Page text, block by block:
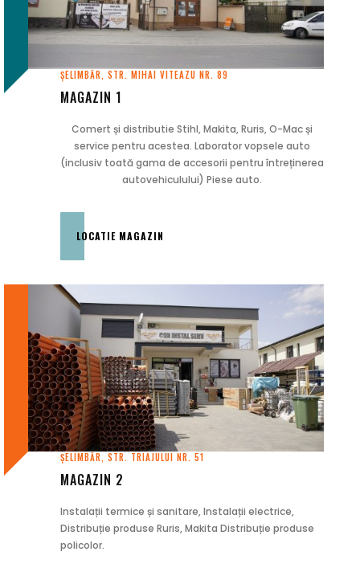
ȘELIMBĂR, STR. MIHAI VITEAZU NR. 89
MAGAZIN 1
Comert și distributie Stihl, Makita, Ruris, O-Mac și
service pentru acestea. Laborator vopsele auto
(inclusiv toată gama de accesorii pentru întreținerea
autovehiculului) Piese auto.
LOCATIE MAGAZIN
ȘELIMBĂR, STR. TRIAJULUI NR. 51
MAGAZIN 2
Instalații termice și sanitare, Instalații electrice,
Distribuție produse Ruris, Makita Distribuție produse
policolor.